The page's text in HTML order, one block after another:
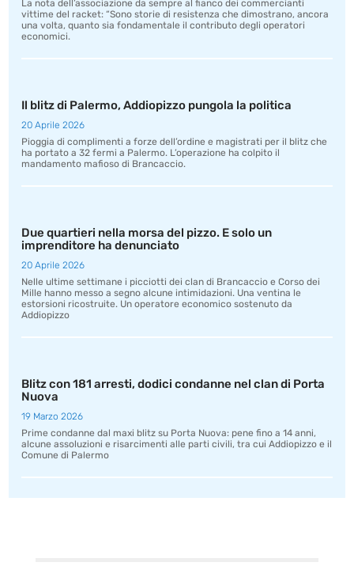
La nota dell’associazione da sempre al fianco dei commercianti
vittime del racket: “Sono storie di resistenza che dimostrano, ancora
una volta, quanto sia fondamentale il contributo degli operatori
economici.
Il blitz di Palermo, Addiopizzo pungola la politica
20 Aprile 2026
Pioggia di complimenti a forze dell’ordine e magistrati per il blitz che
ha portato a 32 fermi a Palermo. L’operazione ha colpito il
mandamento mafioso di Brancaccio.
Due quartieri nella morsa del pizzo. E solo un
imprenditore ha denunciato
20 Aprile 2026
Nelle ultime settimane i picciotti dei clan di Brancaccio e Corso dei
Mille hanno messo a segno alcune intimidazioni. Una ventina le
estorsioni ricostruite. Un operatore economico sostenuto da
Addiopizzo
Blitz con 181 arresti, dodici condanne nel clan di Porta
Nuova
19 Marzo 2026
Prime condanne dal maxi blitz su Porta Nuova: pene fino a 14 anni,
alcune assoluzioni e risarcimenti alle parti civili, tra cui Addiopizzo e il
Comune di Palermo